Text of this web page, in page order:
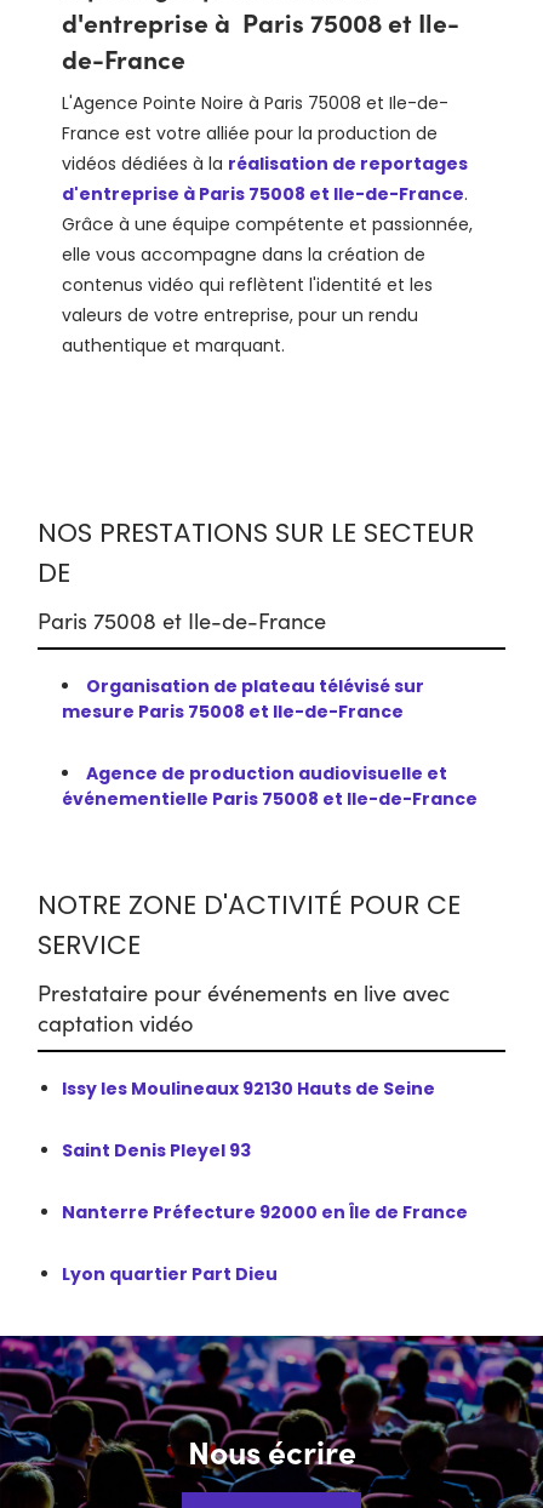
d'entreprise à Paris 75008 et Ile-
de-France
L'Agence Pointe Noire à Paris 75008 et Ile-de-
France est votre alliée pour la production de
vidéos dédiées à la réalisation de reportages
d'entreprise à Paris 75008 et Ile-de-France.
Grâce à une équipe compétente et passionnée,
elle vous accompagne dans la création de
contenus vidéo qui reflètent l'identité et les
valeurs de votre entreprise, pour un rendu
authentique et marquant.
NOS PRESTATIONS SUR LE SECTEUR
DE
Paris 75008 et Ile-de-France
Organisation de plateau télévisé sur
mesure Paris 75008 et Ile-de-France
Agence de production audiovisuelle et
événementielle Paris 75008 et Ile-de-France
NOTRE ZONE D'ACTIVITÉ POUR CE
SERVICE
Prestataire pour événements en live avec
captation vidéo
Issy les Moulineaux 92130 Hauts de Seine
Saint Denis Pleyel 93
Nanterre Préfecture 92000 en Île de France
Lyon quartier Part Dieu
Nous écrire